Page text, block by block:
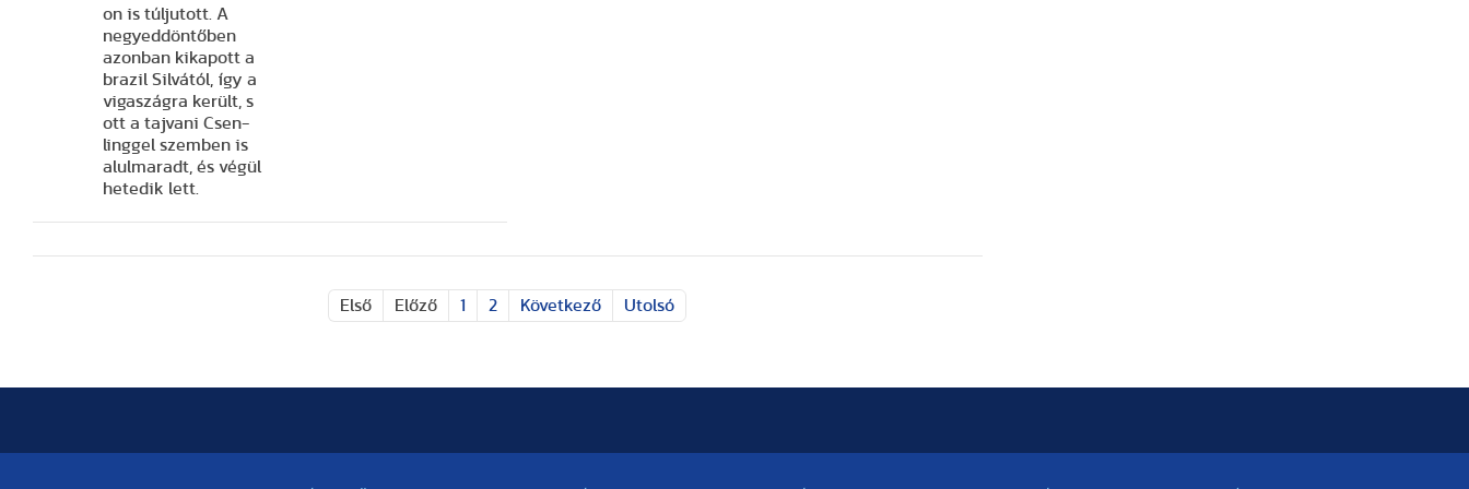
on is túljutott. A
negyeddöntőben
azonban kikapott a
brazil Silvától, így a
vigaszágra került, s
ott a tajvani Csen-
linggel szemben is
alulmaradt, és végül
hetedik lett.
Első Előző 1 2 Következő Utolsó